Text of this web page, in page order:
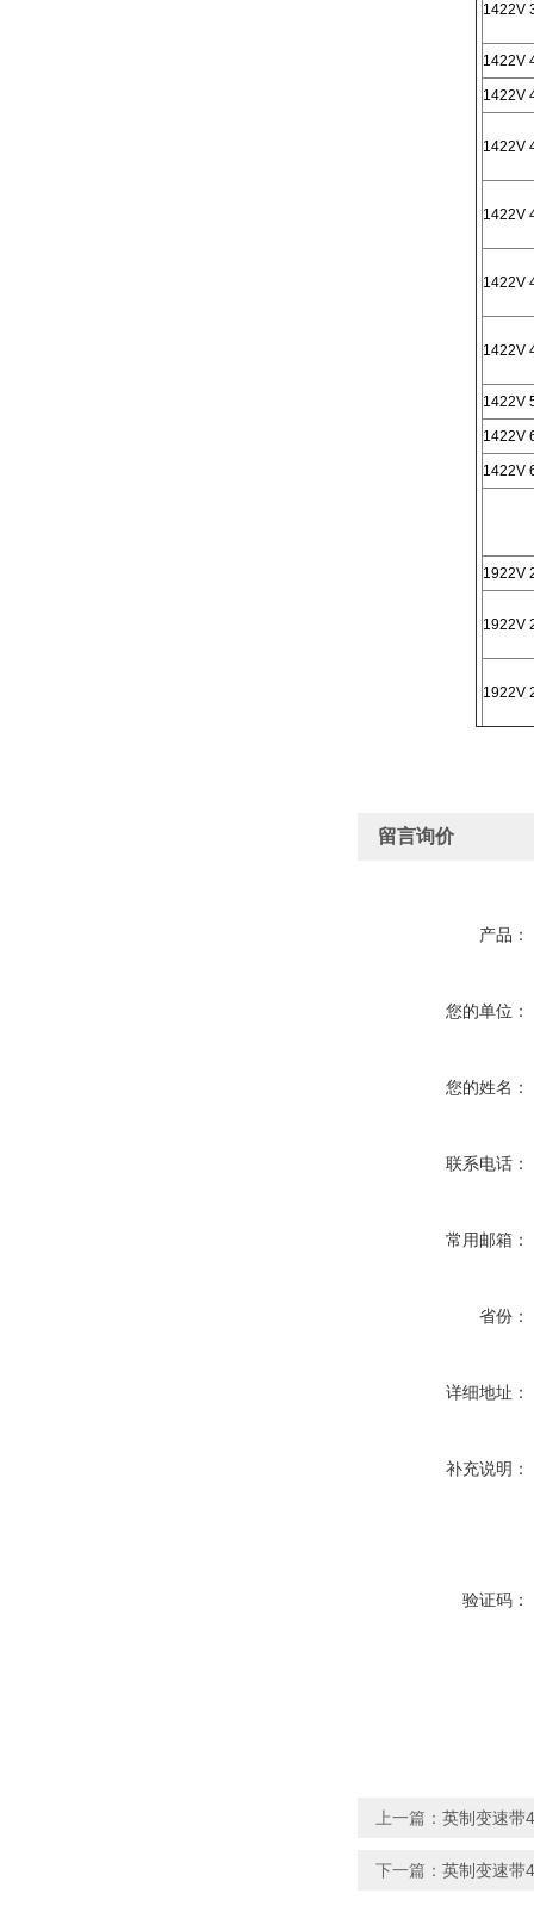
1422V
1422V
1422V
1422V
1422V
1422V
1422V
1422V
1422V
1422V
1922V
1922V
1922V
留言询价
产品：
您的单位：
您的姓名：
联系电话：
常用邮箱：
省份：
详细地址：
补充说明：
验证码：
上一篇： 英制变速带
下一篇： 英制变速带